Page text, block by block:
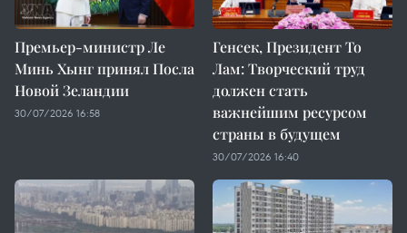
Премьер-министр Ле
Минь Хынг принял Посла
Новой Зеландии
30/07/2026 16:58
Генсек, Президент То
Лам: Творческий труд
должен стать
важнейшим ресурсом
страны в будущем
30/07/2026 16:40